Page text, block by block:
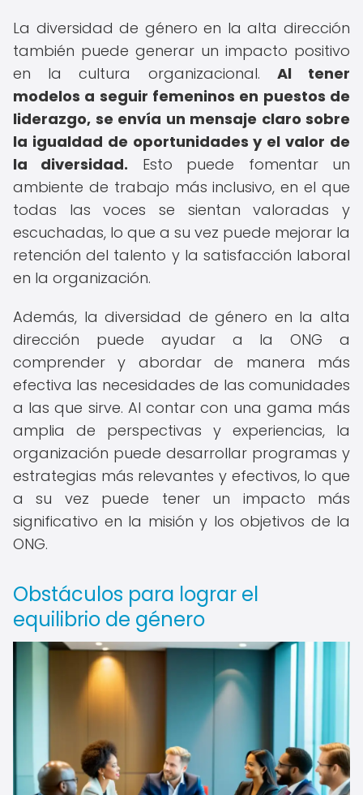
La diversidad de género en la alta dirección
también puede generar un impacto positivo
en la cultura organizacional. Al tener
modelos a seguir femeninos en puestos de
liderazgo, se envía un mensaje claro sobre
la igualdad de oportunidades y el valor de
la diversidad. Esto puede fomentar un
ambiente de trabajo más inclusivo, en el que
todas las voces se sientan valoradas y
escuchadas, lo que a su vez puede mejorar la
retención del talento y la satisfacción laboral
en la organización.
Además, la diversidad de género en la alta
dirección puede ayudar a la ONG a
comprender y abordar de manera más
efectiva las necesidades de las comunidades
a las que sirve. Al contar con una gama más
amplia de perspectivas y experiencias, la
organización puede desarrollar programas y
estrategias más relevantes y efectivos, lo que
a su vez puede tener un impacto más
significativo en la misión y los objetivos de la
ONG.
Obstáculos para lograr el
equilibrio de género